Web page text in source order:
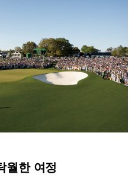
월한 여정